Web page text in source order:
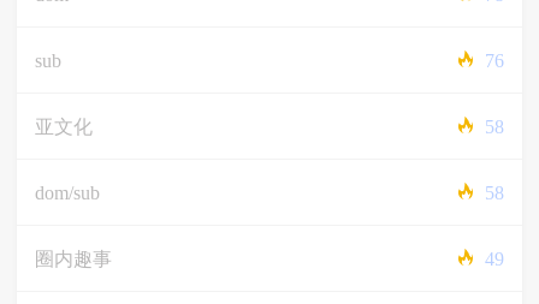
sub 76
亚文化 58
dom/sub 58
圈内趣事 49